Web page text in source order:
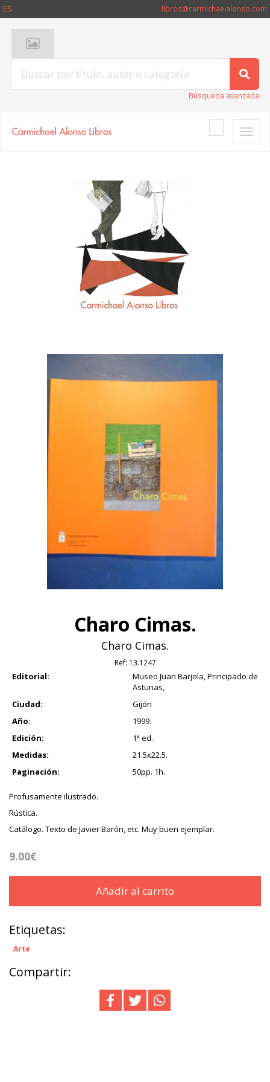
ES libros@carmichaelalonso.com
Búsqueda avanzada
Toggle
Charo Cimas.
Charo Cimas.
Ref: 13.1247
Editorial:
Museo Juan Barjola, Principado de
Asturias,
Ciudad:
Gijón
Año:
1999.
Edición:
1ª ed.
Medidas:
21.5x22.5.
Paginación:
50pp. 1h.
Profusamente ilustrado.
Rústica.
Catálogo. Texto de Javier Barón, etc. Muy buen ejemplar.
9.00€
Añadir al carrito
Etiquetas:
Arte
Compartir: